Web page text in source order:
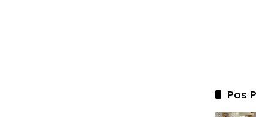
Pos